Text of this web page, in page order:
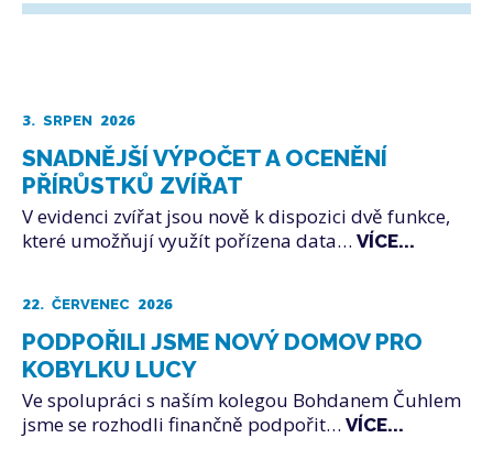
3. SRPEN 2026
SNADNĚJŠÍ VÝPOČET A OCENĚNÍ
PŘÍRŮSTKŮ ZVÍŘAT
V evidenci zvířat jsou nově k dispozici dvě funkce,
které umožňují využít pořízena data… VÍCE...
22. ČERVENEC 2026
PODPOŘILI JSME NOVÝ DOMOV PRO
KOBYLKU LUCY
Ve spolupráci s naším kolegou Bohdanem Čuhlem
jsme se rozhodli finančně podpořit… VÍCE...